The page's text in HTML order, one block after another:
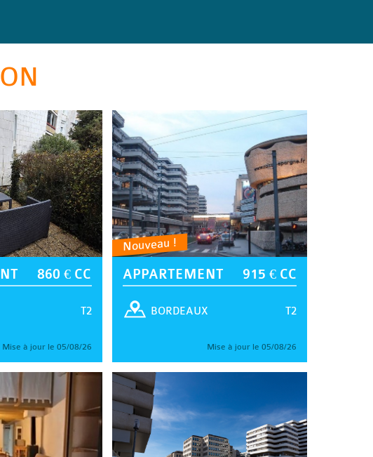
860 € CC
T2
Mise à jour le 05/08/26
Nouveau !
APPARTEMENT 915 € CC
T2
BORDEAUX
Mise à jour le 05/08/26